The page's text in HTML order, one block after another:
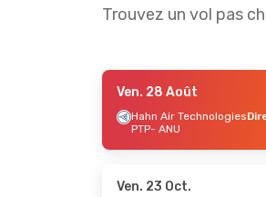
Trouvez un vol pas
- Mar. 20 Oct.
Hahn Air TechnologiesDirect
Ven. 28 Août
Hahn Air Technologies
PTP- ANU
Ven. 23 Oct.